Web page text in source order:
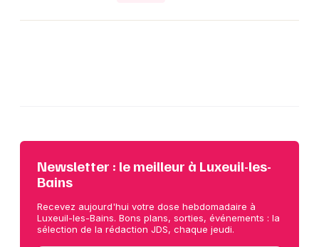
Newsletter : le meilleur à Luxeuil-les-
Bains
Recevez aujourd'hui votre dose hebdomadaire à
Luxeuil-les-Bains. Bons plans, sorties, événements : la
sélection de la rédaction JDS, chaque jeudi.